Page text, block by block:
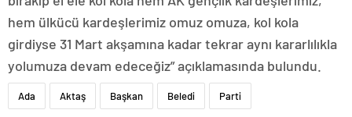
hem ülkücü kardeşlerimiz omuz omuza, kol kola
girdiyse 31 Mart akşamına kadar tekrar aynı kararlılıkla
yolumuza devam edeceğiz” açıklamasında bulundu.
Ada Aktaş Başkan Beledi Parti